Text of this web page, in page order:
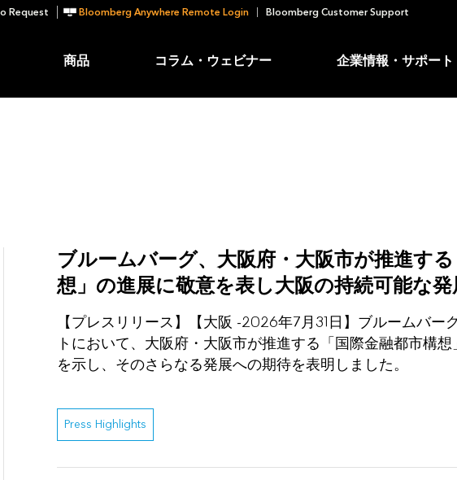
Request Bloomberg Anywhere Remote Login Bloomberg Customer Support
商品 コラム・ウェビナー 企業情報・サポート
ブルームバーグ、大阪府・大阪市が推進す
想」の進展に敬意を表し大阪の持続可能な
【プレスリリース】【大阪 -2026年7月31日】ブルームバー
トにおいて、大阪府・大阪市が推進する「国際金融都市構
を示し、そのさらなる発展への期待を表明しました。
Press Highlights